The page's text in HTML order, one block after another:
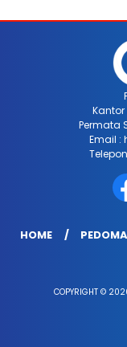
Kantor
Permata
Email :
HOME
COPYRIGHT ©